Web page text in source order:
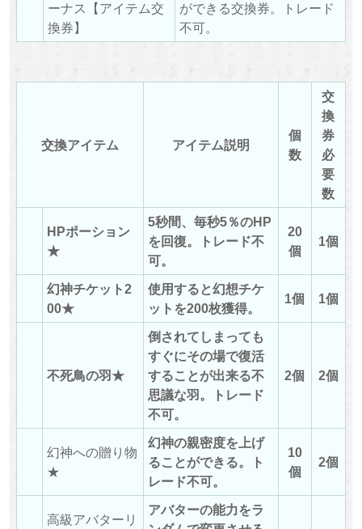
ーナス【アイテム交
換券】
ができる交換券。トレード
不可。
交換アイテム アイテム説明
個
数
交
換
券
必
要
数
HPポーション
★
5秒間、毎秒5％のHP
を回復。トレード不
可。
20
個
1個
幻神チケット2
00★
使用すると幻想チケ
ットを200枚獲得。
1個 1個
不死鳥の羽★
倒されてしまっても
すぐにその場で復活
することが出来る不
思議な羽。トレード
不可。
2個 2個
幻神への贈り物
★
幻神の親密度を上げ
ることができる。ト
レード不可。
10
個
2個
高級アバターリ
アバターの能力をラ